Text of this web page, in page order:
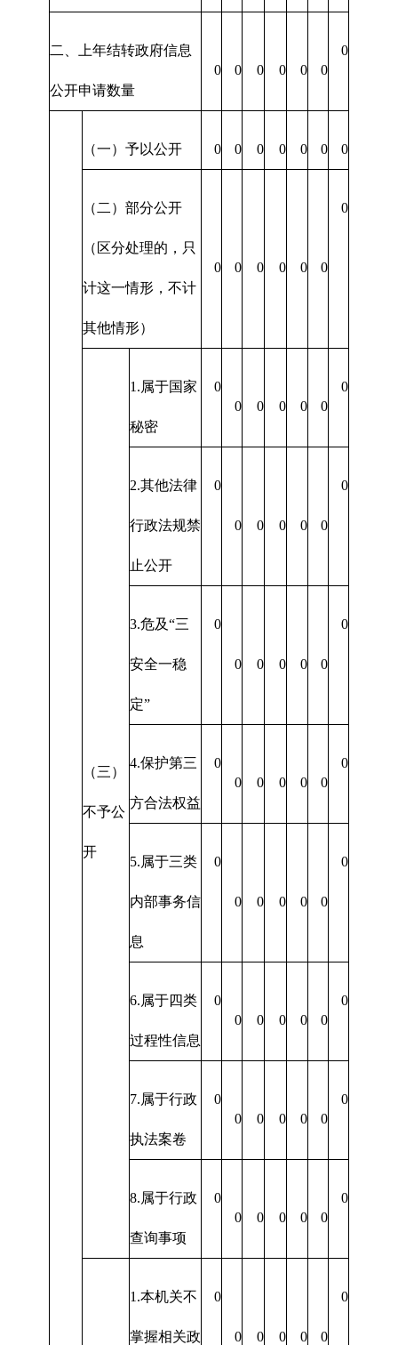
二、上年结转政府信息
公开申请数量
0 0 0 0 0 0
0
（一）予以公开 0 0 0 0 0 0 0
（二）部分公开
（区分处理的，只
计这一情形，不计
其他情形）
0 0 0 0 0 0
0
（三）
不予公
开
1.属于国家
秘密
0
0
0 0 0 0
0
2.其他法律
行政法规禁
止公开
0
0 0 0 0 0
0
3.危及“三
安全一稳
定”
0
0 0 0 0 0
0
4.保护第三
方合法权益
0
0
0 0 0 0
0
5.属于三类
内部事务信
息
0
0 0 0 0 0
0
6.属于四类
过程性信息
0
0
0 0 0 0
0
7.属于行政
执法案卷
0
0
0 0 0 0
0
8.属于行政
查询事项
0
0
0 0 0 0
0
1.本机关不
掌握相关政
0
0 0 0 0 0
0